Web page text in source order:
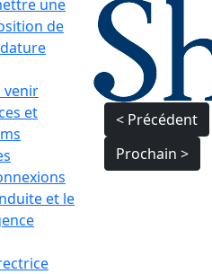
une
de
venir
et
et le
de
< Précédent
Prochain >